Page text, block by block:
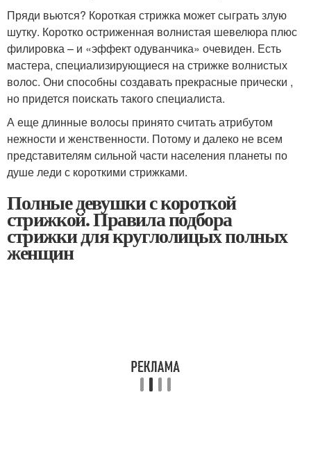
Пряди вьются? Короткая стрижка может сыграть злую
шутку. Коротко остриженная волнистая шевелюра плюс
филировка – и «эффект одуванчика» очевиден. Есть
мастера, специализирующиеся на стрижке волнистых
волос. Они способны создавать прекрасные прически ,
но придется поискать такого специалиста.
А еще длинные волосы принято считать атрибутом
нежности и женственности. Потому и далеко не всем
представителям сильной части населения планеты по
душе леди с короткими стрижками.
Полные девушки с короткой
стрижкой. Правила подбора
стрижки для круглолицых полных
женщин